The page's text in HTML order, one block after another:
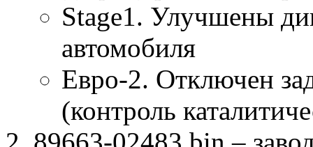
Stage1. Улучшены
автомобиля
Евро-2. Отключен
(контроль